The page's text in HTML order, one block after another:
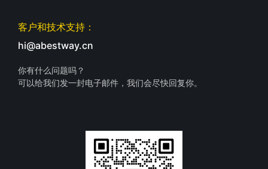
客户和技术支持：
hi@abestway.cn
你有什么问题吗？
可以给我们发一封电子邮件，我们会尽快回复你。